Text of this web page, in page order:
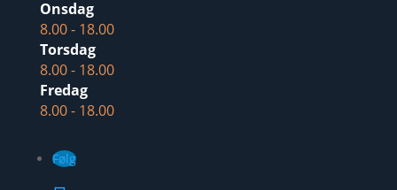
Onsdag
8.00 - 18.00
Torsdag
8.00 - 18.00
Fredag
8.00 - 18.00
Følg